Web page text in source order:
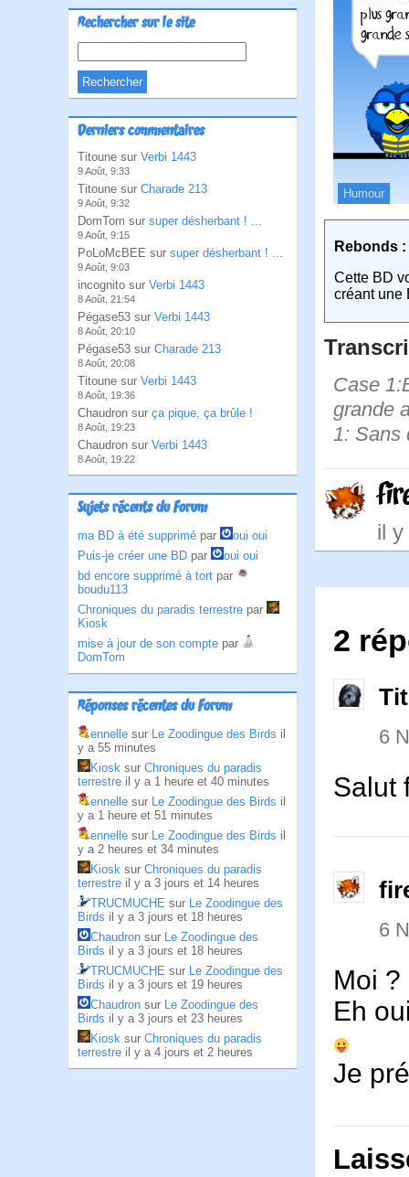
Rechercher sur le site
Derniers commentaires
Titoune sur Verbi 1443
9 Août, 9:33
Titoune sur Charade 213
9 Août, 9:32
DomTom sur super désherbant ! ...
9 Août, 9:15
PoLoMcBEE sur super désherbant ! ...
9 Août, 9:03
incognito sur Verbi 1443
8 Août, 21:54
Pégase53 sur Verbi 1443
8 Août, 20:10
Pégase53 sur Charade 213
8 Août, 20:08
Titoune sur Verbi 1443
8 Août, 19:36
Chaudron sur ça pique, ça brûle !
8 Août, 19:23
Chaudron sur Verbi 1443
8 Août, 19:22
Sujets récents du Forum
ma BD à été supprimé par
oui oui
Puis-je créer une BD par
oui oui
bd encore supprimé à tort par
boudu113
Chroniques du paradis terrestre par
Kiosk
mise à jour de son compte par
DomTom
Réponses récentes du Forum
ennelle sur Le Zoodingue des Birds il
y a 55 minutes
Kiosk sur Chroniques du paradis
terrestre il y a 1 heure et 40 minutes
ennelle sur Le Zoodingue des Birds il
y a 1 heure et 51 minutes
ennelle sur Le Zoodingue des Birds il
y a 2 heures et 34 minutes
Kiosk sur Chroniques du paradis
terrestre il y a 3 jours et 14 heures
TRUCMUCHE sur Le Zoodingue des
Birds il y a 3 jours et 18 heures
Chaudron sur Le Zoodingue des
Birds il y a 3 jours et 18 heures
TRUCMUCHE sur Le Zoodingue des
Birds il y a 3 jours et 19 heures
Chaudron sur Le Zoodingue des
Birds il y a 3 jours et 23 heures
Kiosk sur Chroniques du paradis
terrestre il y a 4 jours et 2 heures
Humour
Rebonds :
Cette BD
créant une
Case
grande
1: Sans
il
2
6
Salut
6
Moi ?
Eh
Je